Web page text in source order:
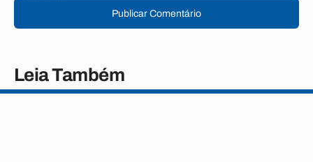
Publicar Comentário
Leia Também